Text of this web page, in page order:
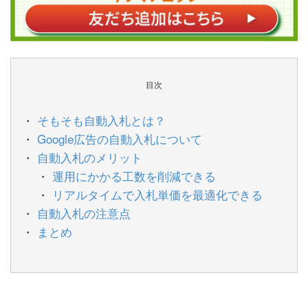
目次
そもそも自動入札とは？
Google広告の自動入札について
自動入札のメリット
運用にかかる工数を削減できる
リアルタイムで入札単価を最適化できる
自動入札の注意点
まとめ